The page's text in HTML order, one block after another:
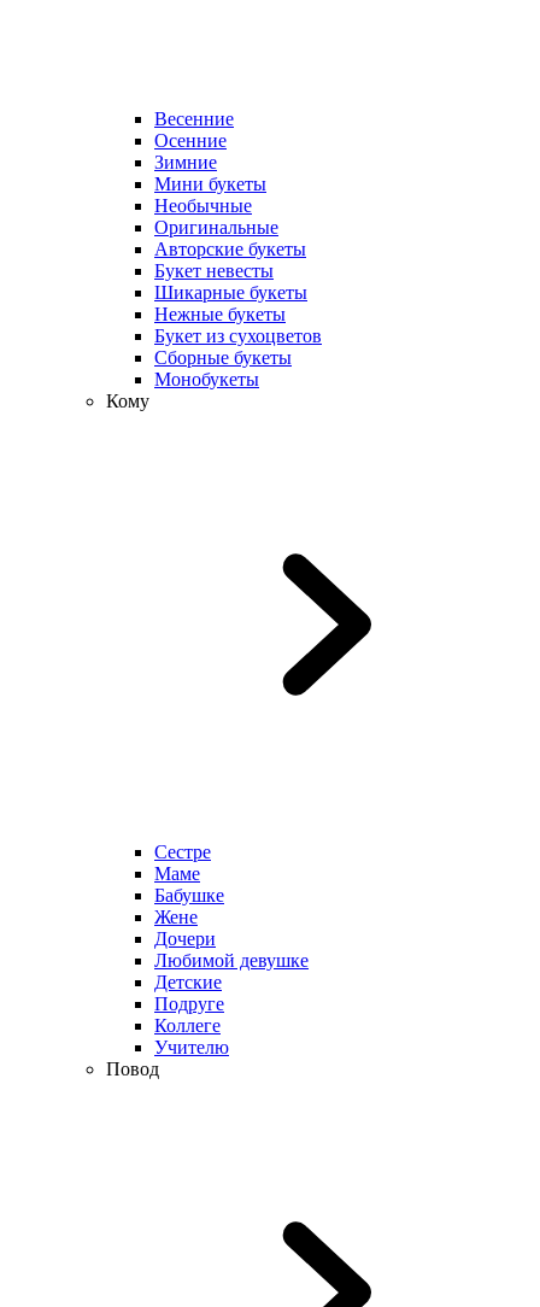
Весенние
Осенние
Зимние
Мини букеты
Необычные
Оригинальные
Авторские букеты
Букет невесты
Шикарные букеты
Нежные букеты
Букет из сухоцветов
Сборные букеты
Монобукеты
Кому
Сестре
Маме
Бабушке
Жене
Дочери
Любимой девушке
Детские
Подруге
Коллеге
Учителю
Повод